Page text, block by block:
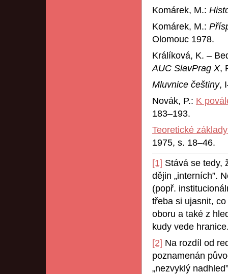
Komárek, M.:
Komárek, M.:
Olomouc 1978.
Králíková, K. –
AUC SlavPrag X,
Mluvnice češtiny,
Novák, P.: K
183–193.
Teoretické
1975, s. 18–46.
[1] Stává se tedy,
dějin „interních”.
(popř.
třeba si ujasnit, co
oboru a také z
kudy vede
[2] Na rozdíl od
poznamenán
„nezvyklý